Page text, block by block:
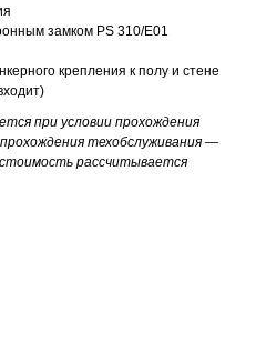
замком PS 310/E01
крепления к полу и стене
при условии прохождения
техобслуживания —
рассчитывается